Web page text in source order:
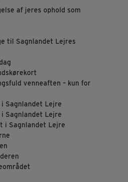
af jeres ophold som
til Sagnlandet Lejres
venneaften – kun for
Sagnlandet Lejre
Sagnlandet Lejre
i Sagnlandet Lejre